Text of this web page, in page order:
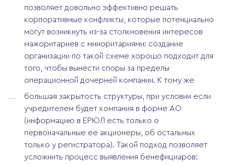
позволяет довольно эффективно решать
корпоративные конфликты, которые потенциально
могут возникнуть из-за столкновения интересов
мажоритариев с миноритариями: создание
организации по такой схеме хорошо подходит для
того, чтобы вынести споры за пределы
операционной дочерней компании. К тому же
большая закрытость структуры, при условии если
учредителем будет компания в форме АО
(информацию в ЕРЮЛ есть только о
первоначальные ее акционеры, об остальных
только у регистратора). Такой подход позволяет
усложнить процесс выявления бенефициаров: